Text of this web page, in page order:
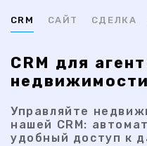
CRM САЙТ СДЕЛКА
CRM для
недвижимости
Управляйте
нашей CRM:
удобный доступ к